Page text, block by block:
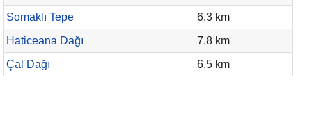
Somaklı Tepe
6.3 km
Haticeana Dağı
7.8 km
Çal Dağı
6.5 km